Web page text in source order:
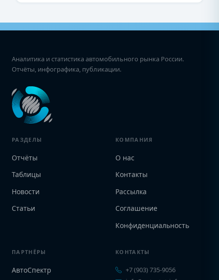
Аналитика и статистика автомобильного рынка России.
Отчёты, инфографика, публикации.
РАЗДЕЛЫ
Отчёты
Таблицы
Новости
Статьи
КОМПАНИЯ
О нас
Контакты
Рассылка
Соглашение
Конфиденциальность
ПАРТНЁРЫ
АвтоСпектр
КОНТАКТЫ
+7 (903) 735-9056